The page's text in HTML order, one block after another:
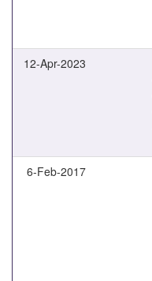
12-Apr-2023
6-Feb-2017